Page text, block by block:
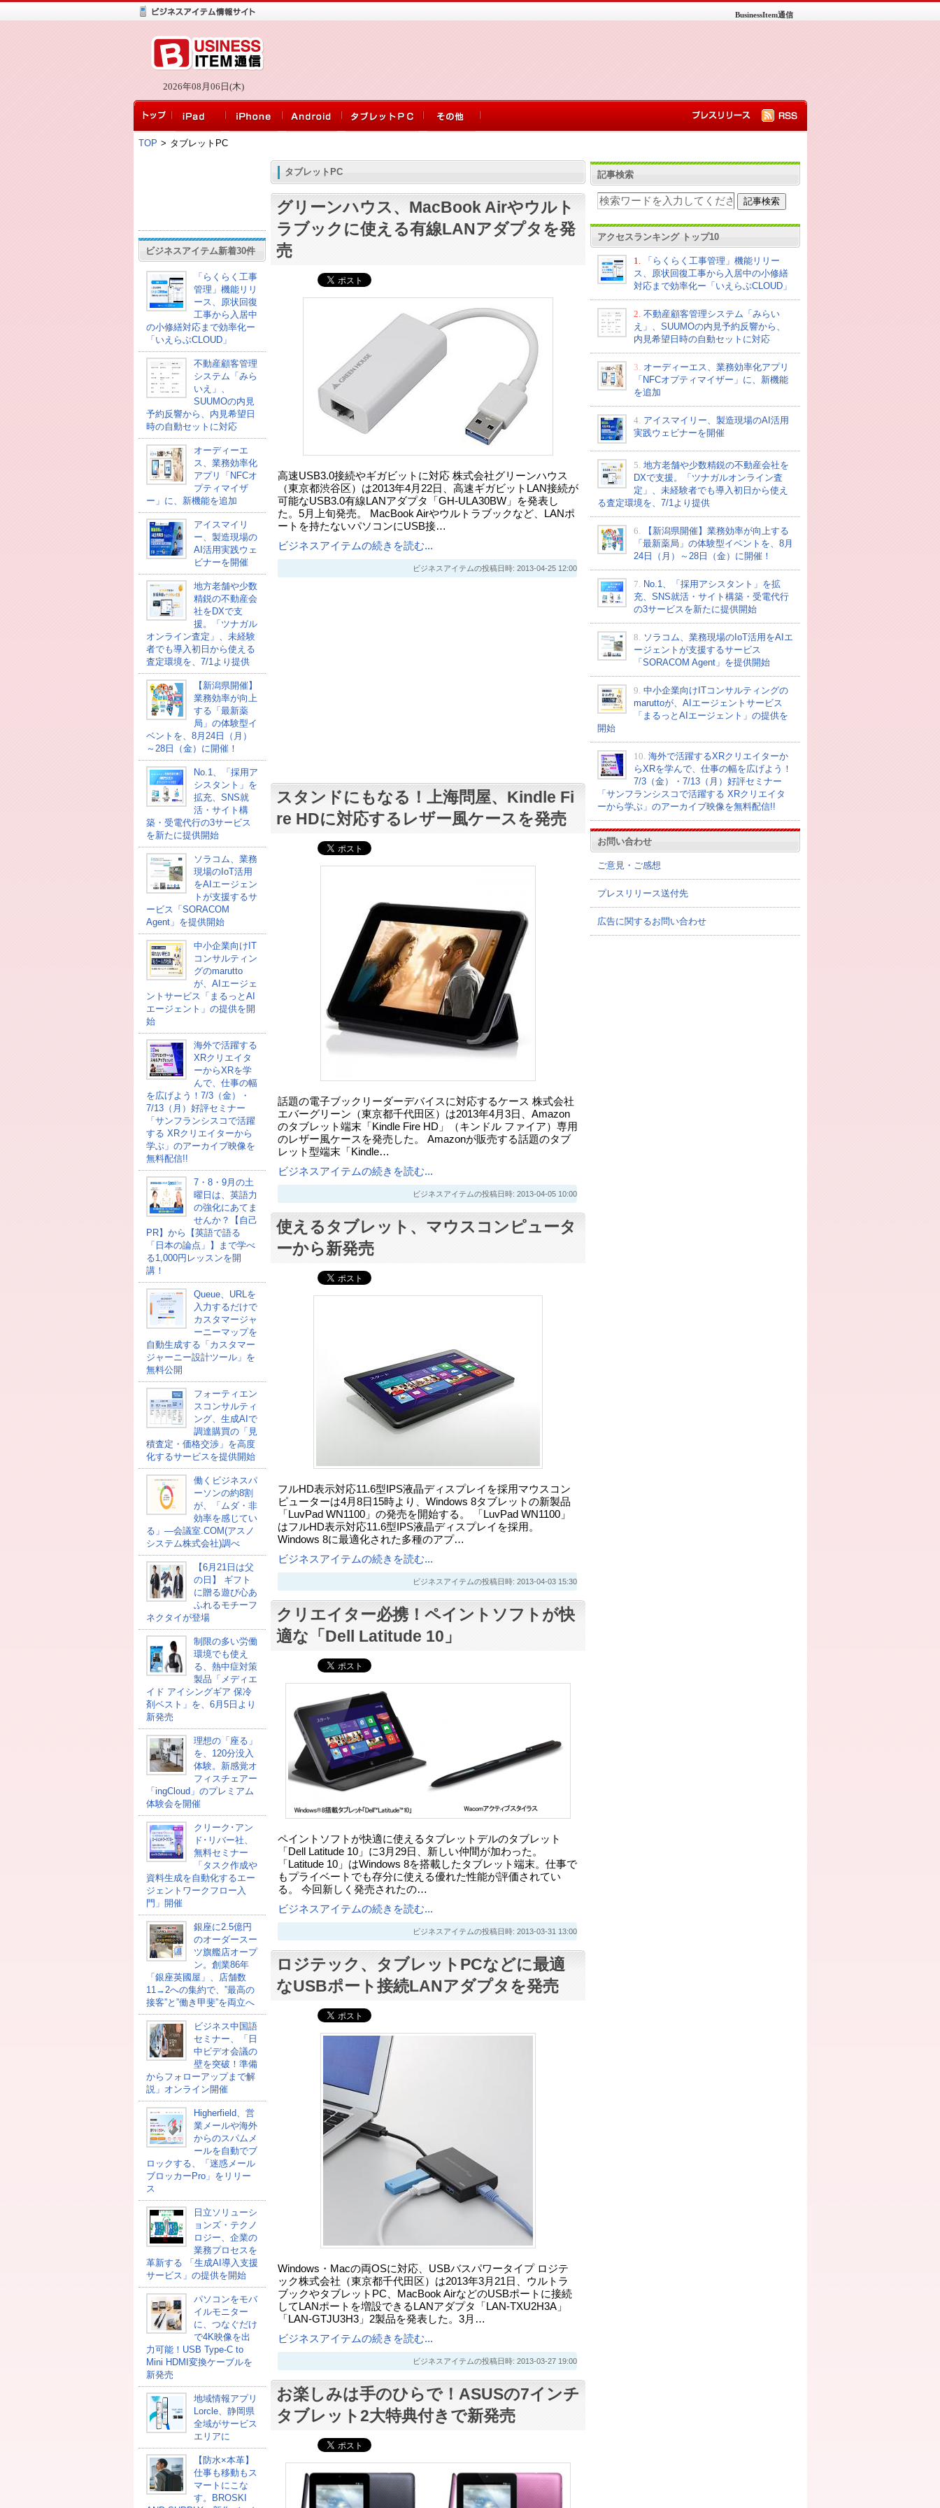
2026年08月06日(木)
BusinessItem通信
TOP > タブレットPC
ビジネスアイテム新着30件
「らくらく工事
管理」機能リリ
ース、原状回復
工事から入居中
の小修繕対応まで効率化ー
「いえらぶCLOUD」
不動産顧客管理
システム「みら
いえ」、
SUUMOの内見
予約反響から、内見希望日
時の自動セットに対応
オーディーエ
ス、業務効率化
アプリ「NFCオ
プティマイザ
ー」に、新機能を追加
アイスマイリ
ー、製造現場の
AI活用実践ウェ
ビナーを開催
地方老舗や少数
精鋭の不動産会
社をDXで支
援。「ツナガル
オンライン査定」、未経験
者でも導入初日から使える
査定環境を、7/1より提供
【新潟県開催】
業務効率が向上
する「最新薬
局」の体験型イ
ベントを、8月24日（月）
～28日（金）に開催！
No.1、「採用ア
シスタント」を
拡充、SNS就
活・サイト構
築・受電代行の3サービス
を新たに提供開始
ソラコム、業務
現場のIoT活用
をAIエージェン
トが支援するサ
ービス「SORACOM
Agent」を提供開始
中小企業向けIT
コンサルティン
グのmarutto
が、AIエージェ
ントサービス「まるっとAI
エージェント」の提供を開
始
海外で活躍する
XRクリエイタ
ーからXRを学
んで、仕事の幅
を広げよう！7/3（金）・
7/13（月）好評セミナー
「サンフランシスコで活躍
する XRクリエイターから
学ぶ」のアーカイブ映像を
無料配信!!
7・8・9月の土
曜日は、英語力
の強化にあてま
せんか？【自己
PR】から【英語で語る
「日本の論点」】まで学べ
る1,000円レッスンを開
講！
Queue、URLを
入力するだけで
カスタマージャ
ーニーマップを
自動生成する「カスタマー
ジャーニー設計ツール」を
無料公開
フォーティエン
スコンサルティ
ング、生成AIで
調達購買の「見
積査定・価格交渉」を高度
化するサービスを提供開始
働くビジネスパ
ーソンの約8割
が、「ムダ・非
効率を感じてい
る」―会議室.COM(アスノ
システム株式会社)調べ
【6月21日は父
の日】 ギフト
に贈る遊び心あ
ふれるモチーフ
ネクタイが登場
制限の多い労働
環境でも使え
る、熱中症対策
製品「メディエ
イド アイシングギア 保冷
剤ベスト」を、6月5日より
新発売
理想の「座る」
を、120分没入
体験。新感覚オ
フィスチェアー
「ingCloud」のプレミアム
体験会を開催
クリーク･アン
ド･リバー社、
無料セミナー
「タスク作成や
資料生成を自動化するエー
ジェントワークフロー入
門」開催
銀座に2.5億円
のオーダースー
ツ旗艦店オープ
ン。創業86年
「銀座英國屋」、店舗数
11→2への集約で、”最高の
接客”と”働き甲斐”を両立へ
ビジネス中国語
セミナー、「日
中ビデオ会議の
壁を突破！準備
からフォローアップまで解
説」オンライン開催
Higherfield、営
業メールや海外
からのスパムメ
ールを自動でブ
ロックする、「迷惑メール
ブロッカーPro」をリリー
ス
日立ソリューシ
ョンズ・テクノ
ロジー、企業の
業務プロセスを
革新する 「生成AI導入支援
サービス」の提供を開始
パソコンをモバ
イルモニター
に、つなぐだけ
で4K映像を出
力可能！USB Type-C to
Mini HDMI変換ケーブルを
新発売
地域情報アプリ
Lorcle、静岡県
全域がサービス
エリアに
【防水×本革】
仕事も移動もス
マートにこな
す。BROSKI
タブレットPC
グリーンハウス、MacBook Airやウルト
ラブックに使える有線LANアダプタを発
売
高速USB3.0接続やギガビットに対応 株式会社グリーンハウス
（東京都渋谷区）は2013年4月22日、高速ギガビットLAN接続が
可能なUSB3.0有線LANアダプタ「GH-ULA30BW」を発表し
た。5月上旬発売。 MacBook Airやウルトラブックなど、LANポ
ートを持たないパソコンにUSB接…
ビジネスアイテムの続きを読む...
ビジネスアイテムの投稿日時: 2013-04-25 12:00
スタンドにもなる！上海問屋、Kindle Fi
re HDに対応するレザー風ケースを発売
話題の電子ブックリーダーデバイスに対応するケース 株式会社
エバーグリーン（東京都千代田区）は2013年4月3日、Amazon
のタブレット端末「Kindle Fire HD」（キンドル ファイア）専用
のレザー風ケースを発売した。 Amazonが販売する話題のタブ
レット型端末「Kindle…
ビジネスアイテムの続きを読む...
ビジネスアイテムの投稿日時: 2013-04-05 10:00
使えるタブレット、マウスコンピュータ
ーから新発売
フルHD表示対応11.6型IPS液晶ディスプレイを採用マウスコン
ピューターは4月8日15時より、Windows 8タブレットの新製品
「LuvPad WN1100」の発売を開始する。 「LuvPad WN1100」
はフルHD表示対応11.6型IPS液晶ディスプレイを採用。
Windows 8に最適化された多種のアプ…
ビジネスアイテムの続きを読む...
ビジネスアイテムの投稿日時: 2013-04-03 15:30
クリエイター必携！ペイントソフトが快
適な「Dell Latitude 10」
ペイントソフトが快適に使えるタブレットデルのタブレット
「Dell Latitude 10」に3月29日、新しい仲間が加わった。
「Latitude 10」はWindows 8を搭載したタブレット端末。仕事で
もプライベートでも存分に使える優れた性能が評価されてい
る。 今回新しく発売されたの…
ビジネスアイテムの続きを読む...
ビジネスアイテムの投稿日時: 2013-03-31 13:00
ロジテック、タブレットPCなどに最適
なUSBポート接続LANアダプタを発売
Windows・Macの両OSに対応、USBバスパワータイプ ロジテ
ック株式会社（東京都千代田区）は2013年3月21日、ウルトラ
ブックやタブレットPC、MacBook AirなどのUSBポートに接続
してLANポートを増設できるLANアダプタ「LAN-TXU2H3A」
「LAN-GTJU3H3」2製品を発表した。3月…
ビジネスアイテムの続きを読む...
ビジネスアイテムの投稿日時: 2013-03-27 19:00
お楽しみは手のひらで！ASUSの7インチ
タブレット2大特典付きで新発売
記事検索
アクセスランキング トップ10
1.
「らくらく工事管理」機能リリー
ス、原状回復工事から入居中の小修繕
対応まで効率化ー「いえらぶCLOUD」
2. 不動産顧客管理システム「みらい
え」、SUUMOの内見予約反響から、
内見希望日時の自動セットに対応
3. オーディーエス、業務効率化アプリ
「NFCオプティマイザー」に、新機能
を追加
4. アイスマイリー、製造現場のAI活用
実践ウェビナーを開催
5. 地方老舗や少数精鋭の不動産会社を
DXで支援。「ツナガルオンライン査
定」、未経験者でも導入初日から使え
る査定環境を、7/1より提供
6.
【新潟県開催】業務効率が向上する
「最新薬局」の体験型イベントを、8月
24日（月）～28日（金）に開催！
7. No.1、「採用アシスタント」を拡
充、SNS就活・サイト構築・受電代行
の3サービスを新たに提供開始
8.
ソラコム、業務現場のIoT活用をAIエ
ージェントが支援するサービス
「SORACOM Agent」を提供開始
9. 中小企業向けITコンサルティングの
maruttoが、AIエージェントサービス
「まるっとAIエージェント」の提供を
開始
10. 海外で活躍するXRクリエイターか
らXRを学んで、仕事の幅を広げよう！
7/3（金）・7/13（月）好評セミナー
「サンフランシスコで活躍する XRクリエイタ
ーから学ぶ」のアーカイブ映像を無料配信!!
お問い合わせ
ご意見・ご感想
プレスリリース送付先
広告に関するお問い合わせ